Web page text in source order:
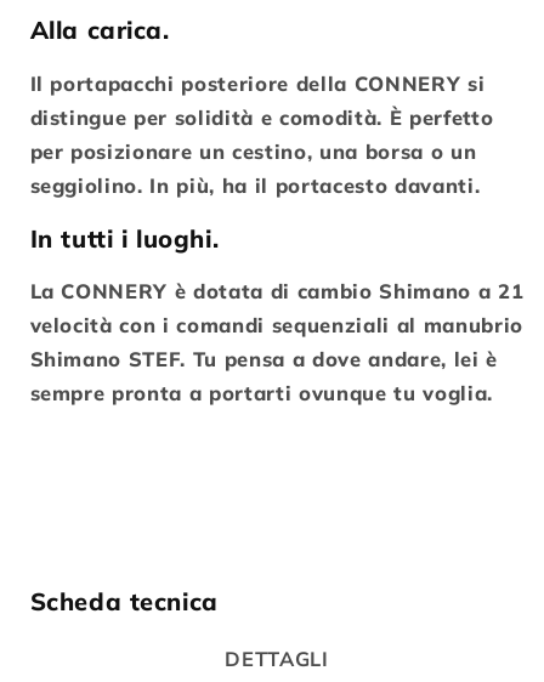
Alla carica.
Il portapacchi posteriore della CONNERY si
distingue per solidità e comodità. È perfetto
per posizionare un cestino, una borsa o un
seggiolino. In più, ha il portacesto davanti.
In tutti i luoghi.
La CONNERY è dotata di cambio Shimano a 21
velocità con i comandi sequenziali al manubrio
Shimano STEF. Tu pensa a dove andare, lei è
sempre pronta a portarti ovunque tu voglia.
Scheda tecnica
DETTAGLI